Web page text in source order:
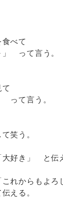
べて
」 って言う。
って言う。
笑う。
好き」 と伝
れからもよろ
える。